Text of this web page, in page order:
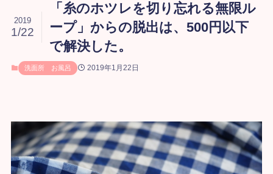
「糸のホツレを切り忘れる無限ル
ープ」からの脱出は、500円以下
で解決した。
2019
1/22
洗面所 お風呂 2019年1月22日